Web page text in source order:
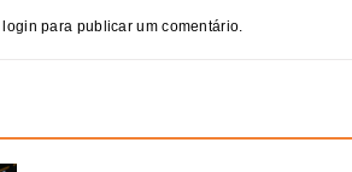
login para publicar um comentário.